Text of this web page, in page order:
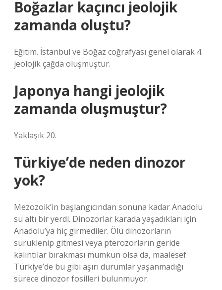
Boğazlar kaçıncı jeolojik
zamanda oluştu?
Eğitim. İstanbul ve Boğaz coğrafyası genel olarak 4.
jeolojik çağda oluşmuştur.
Japonya hangi jeolojik
zamanda oluşmuştur?
Yaklaşık 20.
Türkiye’de neden dinozor
yok?
Mezozoik’in başlangıcından sonuna kadar Anadolu
su altı bir yerdi. Dinozorlar karada yaşadıkları için
Anadolu’ya hiç girmediler. Ölü dinozorların
sürüklenip gitmesi veya pterozorların geride
kalıntılar bırakması mümkün olsa da, maalesef
Türkiye’de bu gibi aşırı durumlar yaşanmadığı
sürece dinozor fosilleri bulunmuyor.